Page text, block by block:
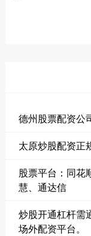
德州股票配资公
太原炒股配资正
股票平台：同花
慧、通达信
炒股开通杠杆需
场外配资平台。